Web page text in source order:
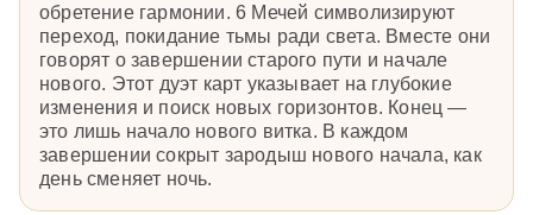
обретение гармонии. 6 Мечей символизируют
переход, покидание тьмы ради света. Вместе они
говорят о завершении старого пути и начале
нового. Этот дуэт карт указывает на глубокие
изменения и поиск новых горизонтов. Конец —
это лишь начало нового витка. В каждом
завершении сокрыт зародыш нового начала, как
день сменяет ночь.